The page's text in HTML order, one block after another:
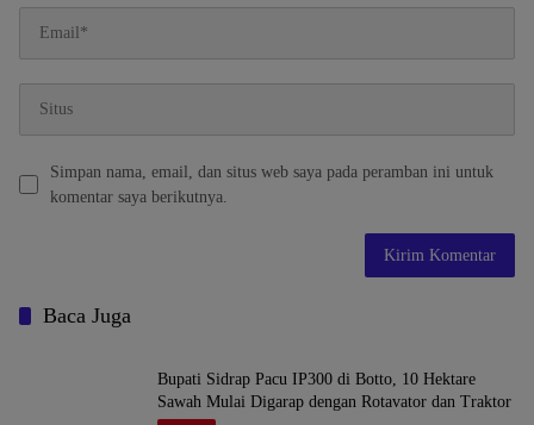
Simpan nama, email, dan situs web saya pada peramban ini untuk
komentar saya berikutnya.
Baca Juga
Bupati Sidrap Pacu IP300 di Botto, 10 Hektare
Sawah Mulai Digarap dengan Rotavator dan Traktor